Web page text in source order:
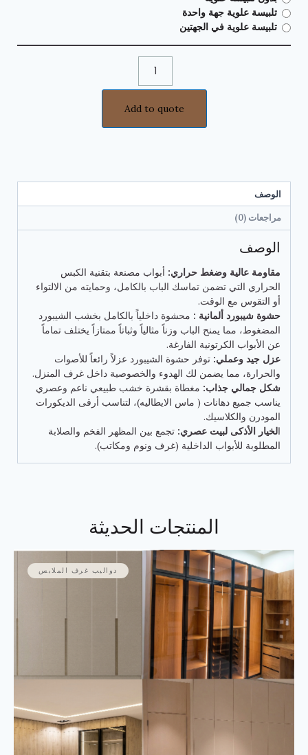
تلبيسة علوية جهة واحدة
تلبيسة علوية في الجهتين
Add to quote
الوصف
مراجعات (0)
الوصف
مقاومة عالية وضغط حراري: أبواب مصنعة بتقنية الكبس
الحراري التي تضمن تماسك الباب بالكامل، وحمايته من الالتواء
أو التقوس مع الوقت.
حشوة شيبورد ألمانية : محشوة داخلياً بالكامل بخشب الشيبورد
المضغوط، مما يمنح الباب وزناً مثالياً وثباتاً ممتازاً يختلف تماماً
عن الأبواب الكرتونية الفارغة.
عزل جيد وعملي: توفر حشوة الشيبورد عزلاً رائعاً للأصوات
والحرارة، مما يضمن لك الهدوء والخصوصية داخل غرف المنزل.
شكل جمالي جذاب: مغطاة بقشرة خشب طبيعي ناعم وعصري
يناسب جميع دهانات ( ماس الايطاليه)، لتناسب أرقى الديكورات
المودرن والكلاسيك.
الخيار الأذكى لبيت عصري: تجمع بين المظهر الفخم والصلابة
المطلوبة للأبواب الداخلية (غرف ونوم ومكاتب).
المنتجات الحديثة
دواليب غرف الملابس